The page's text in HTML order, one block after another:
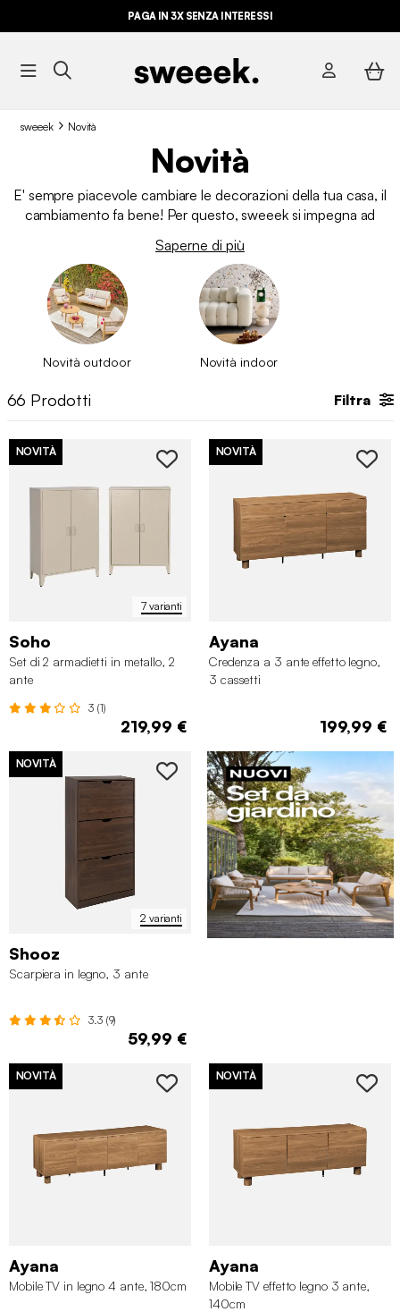
ULTIME OCCASIONI FINO AL -70%*
PAGA IN 3X SENZA INTERESSI
sweeek Novità
Novità
E' sempre piacevole cambiare le decorazioni della tua casa, il
cambiamento fa bene! Per questo, sweeek si impegna ad
così da avere sempre a disposizione una vasta gamma di
prodotti. Segui le tendenze e rinnova le tue decorazioni per
mantenere sempre aggiornati i tuoi interni ed esterni.
Saperne di più
Novità outdoor Novità indoor
66 Prodotti Filtra
7 varianti
NOVITÀ
Soho
Set di 2 armadietti in metallo, 2
ante
3 (1)
219,99 €
NOVITÀ
Ayana
Credenza a 3 ante effetto legno,
3 cassetti
199,99 €
2 varianti
NOVITÀ
Shooz
Scarpiera in legno, 3 ante
3.3 (9)
59,99 €
NOVITÀ
Ayana
Mobile TV in legno 4 ante, 180cm
NOVITÀ
Ayana
Mobile TV effetto legno 3 ante,
140cm